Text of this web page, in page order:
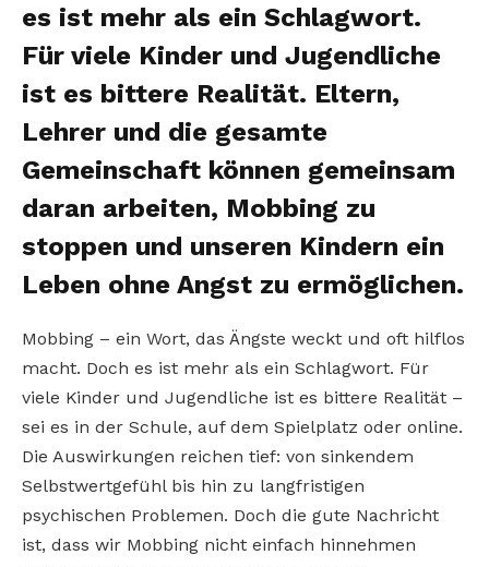
es ist mehr als ein Schlagwort.
Für viele Kinder und Jugendliche
ist es bittere Realität. Eltern,
Lehrer und die gesamte
Gemeinschaft können gemeinsam
daran arbeiten, Mobbing zu
stoppen und unseren Kindern ein
Leben ohne Angst zu ermöglichen.
Mobbing – ein Wort, das Ängste weckt und oft hilflos
macht. Doch es ist mehr als ein Schlagwort. Für
viele Kinder und Jugendliche ist es bittere Realität –
sei es in der Schule, auf dem Spielplatz oder online.
Die Auswirkungen reichen tief: von sinkendem
Selbstwertgefühl bis hin zu langfristigen
psychischen Problemen. Doch die gute Nachricht
ist, dass wir Mobbing nicht einfach hinnehmen